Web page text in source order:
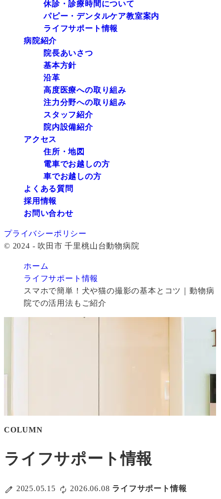
休診・診療時間について
パピー・デンタルケア教室案内
ライフサポート情報
病院紹介
院長あいさつ
基本方針
沿革
高度医療への取り組み
注力分野への取り組み
スタッフ紹介
院内設備紹介
アクセス
住所・地図
電車でお越しの方
車でお越しの方
よくある質問
採用情報
お問い合わせ
プライバシーポリシー
© 2024 - 吹田市 千里桃山台動物病院
ホーム
ライフサポート情報
スマホで簡単！犬や猫の撮影の基本とコツ｜動物病
院での活用法もご紹介
COLUMN
ライフサポート情報
2025.05.15 2026.06.08 ライフサポート情報